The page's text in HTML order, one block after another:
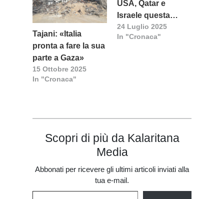
Tajani: «Italia
pronta a fare la sua
parte a Gaza»
15 Ottobre 2025
In "Cronaca"
USA, Qatar e
Israele questa
mattina in Costa
Smeralda
24 Luglio 2025
In "Cronaca"
Scopri di più da Kalaritana
Media
Abbonati per ricevere gli ultimi articoli inviati alla
tua e-mail.
Digita la tua e-mail...